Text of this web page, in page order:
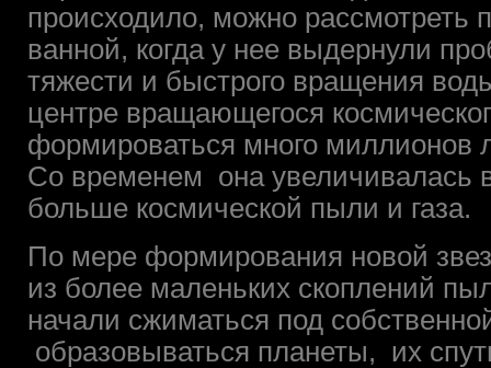
происходило, можно
ванной, когда у нее выдернули
тяжести и быстрого вращения
центре вращающегося
формироваться много миллионов
Со временем она увеличивалась
больше космической пыли и газа.
По мере формирования новой
из более маленьких скоплений
начали сжиматься под
образовываться планеты, их